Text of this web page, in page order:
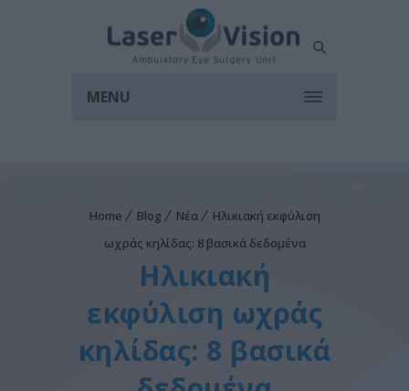
MENU
Home Blog Νέα
Hλικιακή εκφύλιση
ωχράς κηλίδας: 8 βασικά δεδομένα
Hλικιακή
εκφύλιση ωχράς
κηλίδας: 8 βασικά